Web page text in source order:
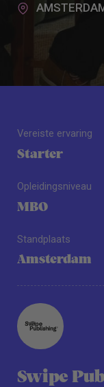
Vereiste ervaring
Starter
Opleidingsniveau
MBO
Standplaats
Amsterdam
Swipe